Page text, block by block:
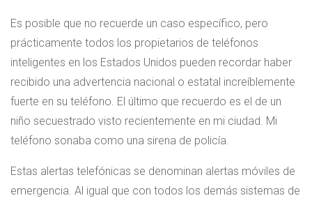
Es posible que no recuerde un caso específico, pero
prácticamente todos los propietarios de teléfonos
inteligentes en los Estados Unidos pueden recordar haber
recibido una advertencia nacional o estatal increíblemente
fuerte en su teléfono. El último que recuerdo es el de un
niño secuestrado visto recientemente en mi ciudad. Mi
teléfono sonaba como una sirena de policía.
Estas alertas telefónicas se denominan alertas móviles de
emergencia. Al igual que con todos los demás sistemas de